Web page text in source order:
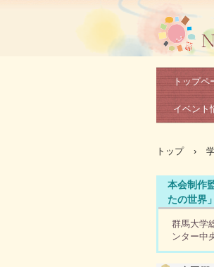
トップペ
イベント
トップ ›
本会制作
たの世界」
群馬大学
ンター中